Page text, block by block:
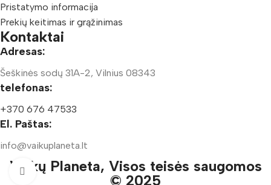
Padidinti nuotrauką
Pristatymo informacija
Prekių keitimas ir grąžinimas
Kontaktai
Adresas:
Šeškinės sodų 31A-2, Vilnius 08343
telefonas:
+370 676 47533
El. Paštas:
info@vaikuplaneta.lt
Vaikų Planeta, Visos teisės saugomos
© 2025